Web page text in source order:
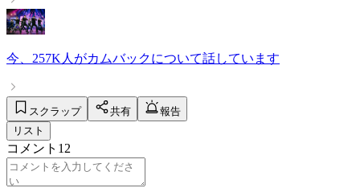
今、 257K人 がカムバックについて話しています
スクラップ 共有
報告
リスト
コメント 12